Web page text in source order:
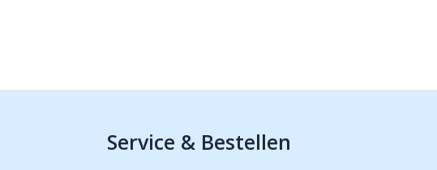
Service & Bestellen